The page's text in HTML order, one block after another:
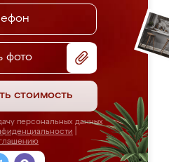
фото
стоимость
персональных данных